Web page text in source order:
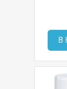
В